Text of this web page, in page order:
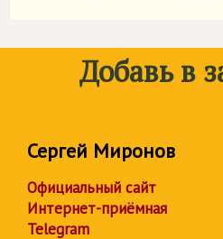
Добавь в
Сергей Миронов
Официальный сайт
Интернет-приёмная
Telegram